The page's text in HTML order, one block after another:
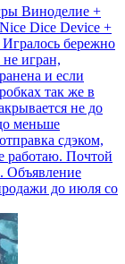
Виноделие +
Dice Device +
бережно
игран,
и если
так же в
не до
меньше
сдэком,
работаю. Почтой
Объявление
до июля со